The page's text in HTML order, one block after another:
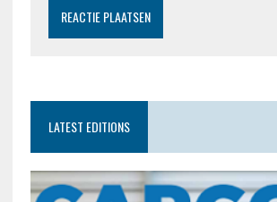
LATEST EDITIONS